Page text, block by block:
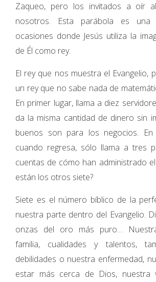
Zaqueo, pero los invitados a oír
nosotros. Esta parábola es
ocasiones donde Jesús utiliza la
de Él como rey.
El rey que nos muestra el Evangelio,
un rey que no sabe nada de
En primer lugar, llama a diez
da la misma cantidad de dinero sin
buenos son para los negocios. En
cuando regresa, sólo llama a tres
cuentas de cómo han administrado
están los otros siete?
Siete es el número bíblico de la
nuestra parte dentro del Evangelio.
onzas del oro más puro…
familia, cualidades y talentos,
debilidades o nuestra enfermedad,
estar más cerca de Dios, nuestra